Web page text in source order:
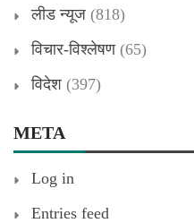
लीड न्यूज (818)
विचार-विश्लेषण(65)
विदेश (397)
META
Log in
Entries feed